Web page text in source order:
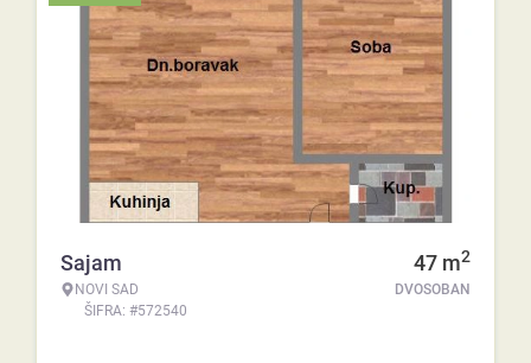
Sajam
NOVI SAD
ŠIFRA: #572540
47 m2
DVOSOBAN